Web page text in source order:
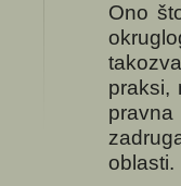
Ono
praksi,
oblasti.